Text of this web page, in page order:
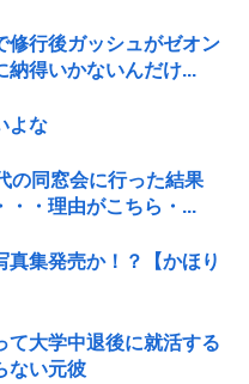
修行後ガッシュがゼオン
納得いかないんだけ...
よな
の同窓会に行った結果
・・理由がこちら・...
集発売か！？【かほり
て大学中退後に就活する
ない元彼